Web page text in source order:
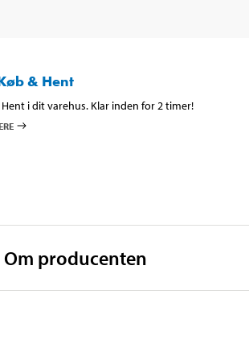
& Hent
Hent i dit varehus. Klar inden for 2 timer!
Om producenten